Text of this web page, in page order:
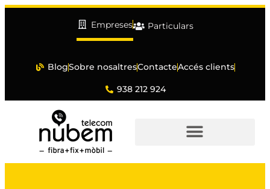
Empreses Particulars
BlogSobre nosaltresContacteAccés clients
938 212 924